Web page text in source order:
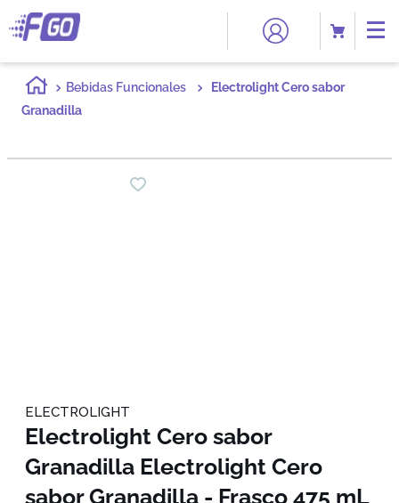
Bebidas Funcionales
Electrolight Cero sabor
Granadilla
ELECTROLIGHT
Electrolight Cero sabor
Granadilla Electrolight Cero
sabor Granadilla - Frasco 475 mL